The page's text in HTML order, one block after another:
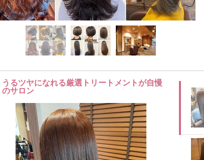
うるツヤになれる厳選トリートメントが自慢
のサロン